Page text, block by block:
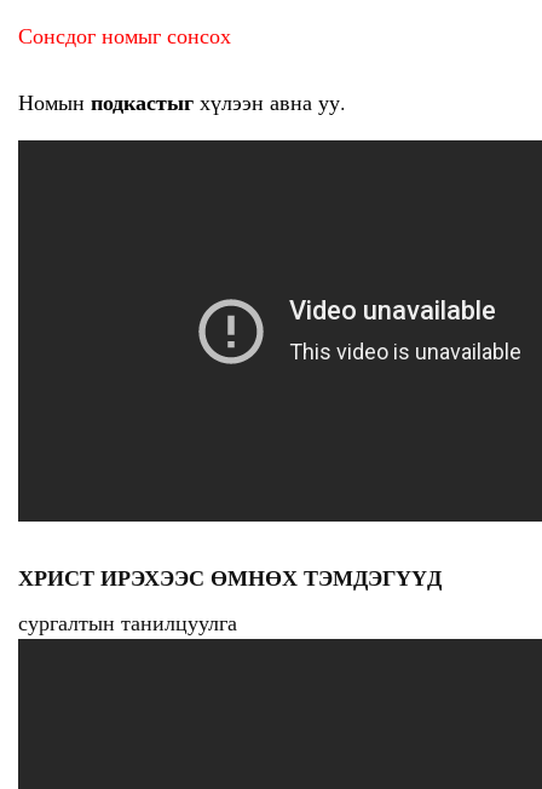
Сонсдог номыг сонсох
Номын подкастыг хүлээн авна уу.
ХРИСТ ИРЭХЭЭС ӨМНӨХ ТЭМДЭГҮҮД
сургалтын танилцуулга